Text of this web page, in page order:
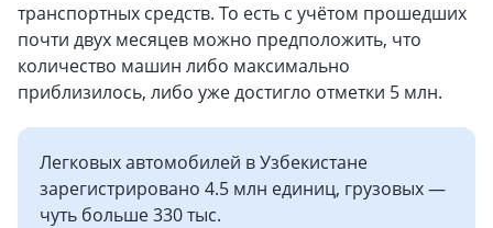
транспортных средств. То есть с учётом прошедших
почти двух месяцев можно предположить, что
количество машин либо максимально
приблизилось, либо уже достигло отметки 5 млн.
Легковых автомобилей в Узбекистане
зарегистрировано 4.5 млн единиц, грузовых —
чуть больше 330 тыс.